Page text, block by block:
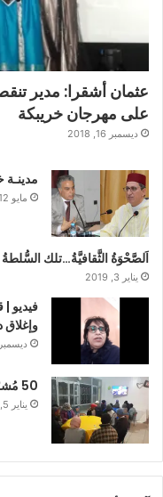
عثمان أشقرا: مدير
على مهرجان خريبكة
ديسمبر 16, 2018
مدينـة
مايو 12, 2019
اَلصَّحْوَةُ الثَّقافيَّةُ…تلك
يناير 3, 2019
فيديو |
ديسمبر 24, 2018
50 مُشرّدًا يَسْتَفيدُون من “عملية دفء” بخريبكة
يناير 5, 2019